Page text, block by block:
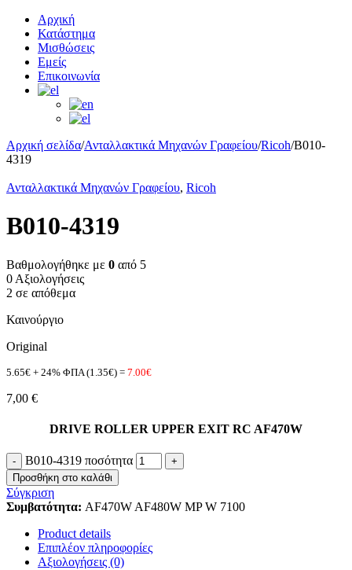
Αρχική
Κατάστημα
Μισθώσεις
Εμείς
Επικοινωνία
Αρχική σελίδα/Ανταλλακτικά Μηχανών Γραφείου/Ricoh/B010-
4319
Ανταλλακτικά Μηχανών Γραφείου, Ricoh
B010-4319
Βαθμολογήθηκε με 0 από 5
0 Αξιολογήσεις
2 σε απόθεμα
Καινούργιο
Original
5.65€ + 24% ΦΠΑ (1.35€) = 7.00€
7,00 €
DRIVE ROLLER UPPER EXIT RC AF470W
B010-4319 ποσότητα
Προσθήκη στο καλάθι
Σύγκριση
Συμβατότητα: AF470W AF480W MP W 7100
Product details
Επιπλέον πληροφορίες
Αξιολογήσεις (0)